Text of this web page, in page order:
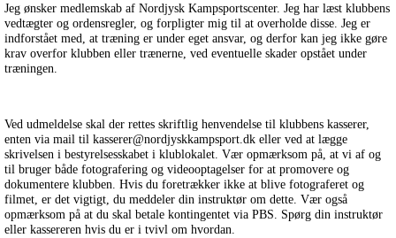
Jeg ønsker medlemskab af Nordjysk Kampsportscenter. Jeg har læst klubbens
vedtægter og ordensregler, og forpligter mig til at overholde disse. Jeg er
indforstået med, at træning er under eget ansvar, og derfor kan jeg ikke gøre
krav overfor klubben eller trænerne, ved eventuelle skader opstået under
træningen.
Ved udmeldelse skal der rettes skriftlig henvendelse til klubbens kasserer,
enten via mail til kasserer@nordjyskkampsport.dk eller ved at lægge
skrivelsen i bestyrelsesskabet i klublokalet. Vær opmærksom på, at vi af og
til bruger både fotografering og videooptagelser for at promovere og
dokumentere klubben. Hvis du foretrækker ikke at blive fotograferet og
filmet, er det vigtigt, du meddeler din instruktør om dette. Vær også
opmærksom på at du skal betale kontingentet via PBS. Spørg din instruktør
eller kassereren hvis du er i tvivl om hvordan.